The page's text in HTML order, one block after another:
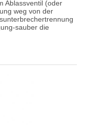
Ablassventil (oder
weg von der
sauber die